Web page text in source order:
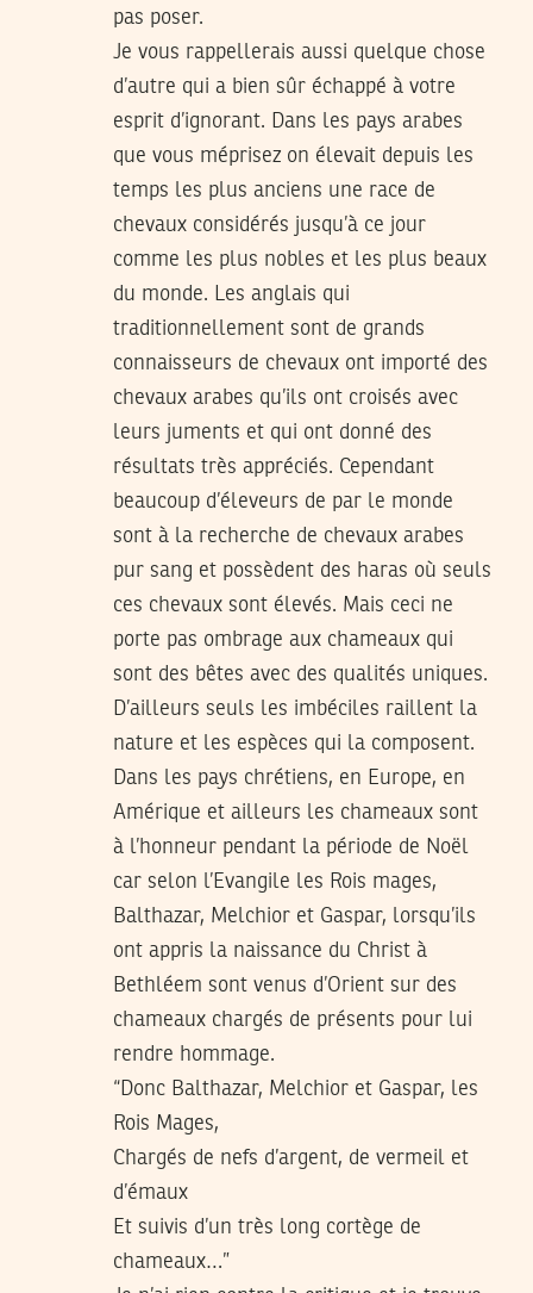
pas poser.
Je vous rappellerais aussi quelque chose
d’autre qui a bien sûr échappé à votre
esprit d’ignorant. Dans les pays arabes
que vous méprisez on élevait depuis les
temps les plus anciens une race de
chevaux considérés jusqu’à ce jour
comme les plus nobles et les plus beaux
du monde. Les anglais qui
traditionnellement sont de grands
connaisseurs de chevaux ont importé des
chevaux arabes qu’ils ont croisés avec
leurs juments et qui ont donné des
résultats très appréciés. Cependant
beaucoup d’éleveurs de par le monde
sont à la recherche de chevaux arabes
pur sang et possèdent des haras où seuls
ces chevaux sont élevés. Mais ceci ne
porte pas ombrage aux chameaux qui
sont des bêtes avec des qualités uniques.
D’ailleurs seuls les imbéciles raillent la
nature et les espèces qui la composent.
Dans les pays chrétiens, en Europe, en
Amérique et ailleurs les chameaux sont
à l’honneur pendant la période de Noël
car selon l’Evangile les Rois mages,
Balthazar, Melchior et Gaspar, lorsqu’ils
ont appris la naissance du Christ à
Bethléem sont venus d’Orient sur des
chameaux chargés de présents pour lui
rendre hommage.
“Donc Balthazar, Melchior et Gaspar, les
Rois Mages,
Chargés de nefs d’argent, de vermeil et
d’émaux
Et suivis d’un très long cortège de
chameaux…”